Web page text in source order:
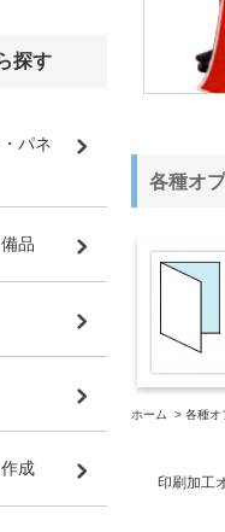
各種オ
ホーム > 各種オ
印刷加工
探す
パネ
品
成